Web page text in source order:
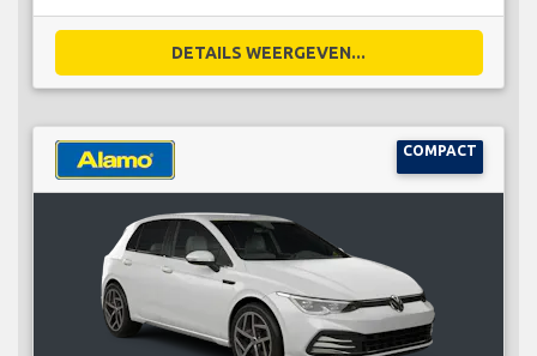
DETAILS WEERGEVEN...
COMPACT